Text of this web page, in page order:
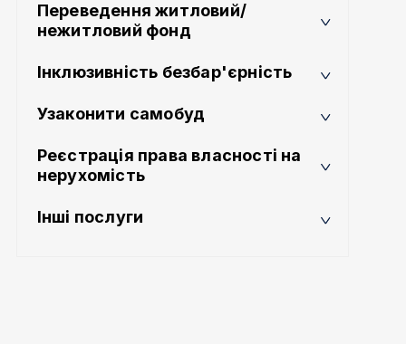
Переведення житловий/
нежитловий фонд
Інклюзивність безбар'єрність
Узаконити самобуд
Реєстрація права власності на
нерухомість
Інші послуги